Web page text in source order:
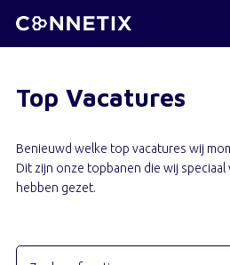
Top Vacatures
Benieuwd welke top vacatures wij
Dit zijn onze topbanen die wij
hebben gezet.